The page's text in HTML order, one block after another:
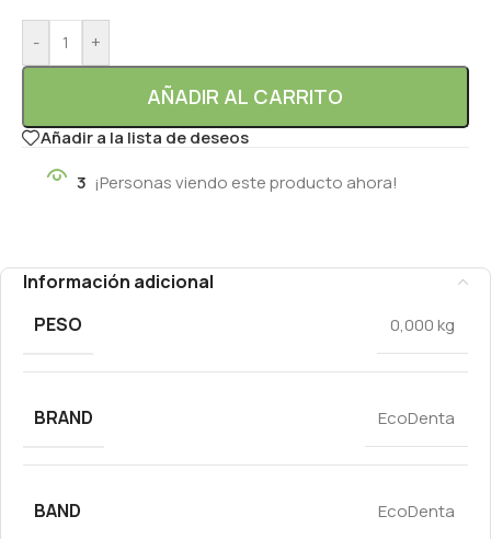
- +
AÑADIR AL CARRITO
Añadir a la lista de deseos
3 ¡Personas viendo este producto ahora!
Información adicional
PESO
0,000 kg
BRAND EcoDenta
BAND EcoDenta